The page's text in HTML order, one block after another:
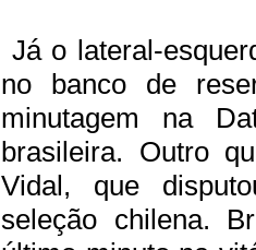
Já o lateral-
no banco de
minutagem na
brasileira. Outro
Vidal, que
seleção chilena.